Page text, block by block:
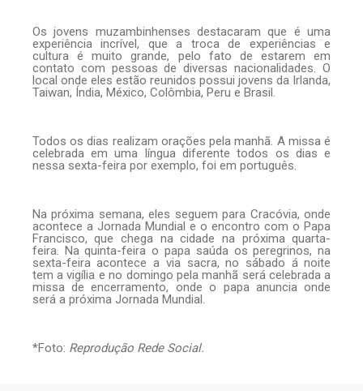
Os jovens muzambinhenses destacaram que é uma
experiência incrível, que a troca de experiências e
cultura é muito grande, pelo fato de estarem em
contato com pessoas de diversas nacionalidades. O
local onde eles estão reunidos possui jovens da Irlanda,
Taiwan, Índia, México, Colômbia, Peru e Brasil.
Todos os dias realizam orações pela manhã. A missa é
celebrada em uma língua diferente todos os dias e
nessa sexta-feira por exemplo, foi em português.
Na próxima semana, eles seguem para Cracóvia, onde
acontece a Jornada Mundial e o encontro com o Papa
Francisco, que chega na cidade na próxima quarta-
feira. Na quinta-feira o papa saúda os peregrinos, na
sexta-feira acontece a via sacra, no sábado á noite
tem a vigília e no domingo pela manhã será celebrada a
missa de encerramento, onde o papa anuncia onde
será a próxima Jornada Mundial.
*Foto: Reprodução Rede Social.